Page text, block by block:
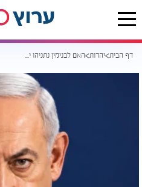
דף הבית יהדות האם לבנימין נתניהו יש ביטחון עצמי ומה הקשר לשם שלו?